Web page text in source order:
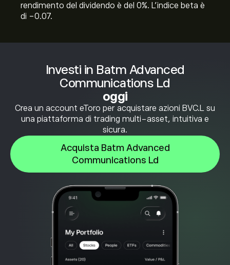
Investi in Batm Advanced
Communications Ld
oggi
Crea un account eToro per acquistare azioni BVC.L su
una piattaforma di trading multi-asset, intuitiva e
sicura.
Acquista Batm Advanced
Communications Ld
rendimento del dividendo è del 0%. L'indice beta è
di -0.07.